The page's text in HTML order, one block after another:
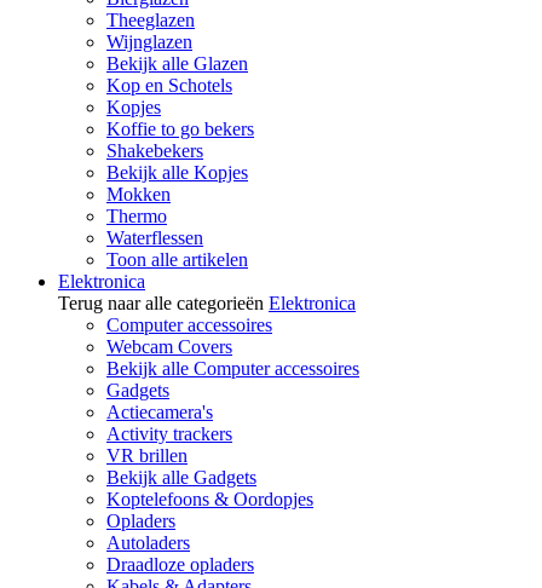
Theeglazen
Wijnglazen
Bekijk alle Glazen
Kop en Schotels
Kopjes
Koffie to go bekers
Shakebekers
Bekijk alle Kopjes
Mokken
Thermo
Waterflessen
Toon alle artikelen
Elektronica
Terug naar alle categorieën Elektronica
Computer accessoires
Webcam Covers
Bekijk alle Computer accessoires
Gadgets
Actiecamera's
Activity trackers
VR brillen
Bekijk alle Gadgets
Koptelefoons & Oordopjes
Opladers
Autoladers
Draadloze opladers